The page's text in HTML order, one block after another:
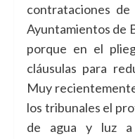
contrataciones
Ayuntamientos de
porque en el
cláusulas para
Muy
los tribunales el
de agua y luz a